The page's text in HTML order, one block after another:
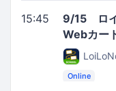
15:45
9/15 ロイ
Webカー
Online